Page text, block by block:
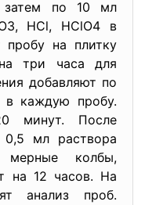
по 10 мл
HCl, HClO4 в
пробу на плитку
три часа для
добавляют по
каждую пробу.
минут. После
0,5 мл раствора
колбы,
на 12 часов. На
анализ проб.